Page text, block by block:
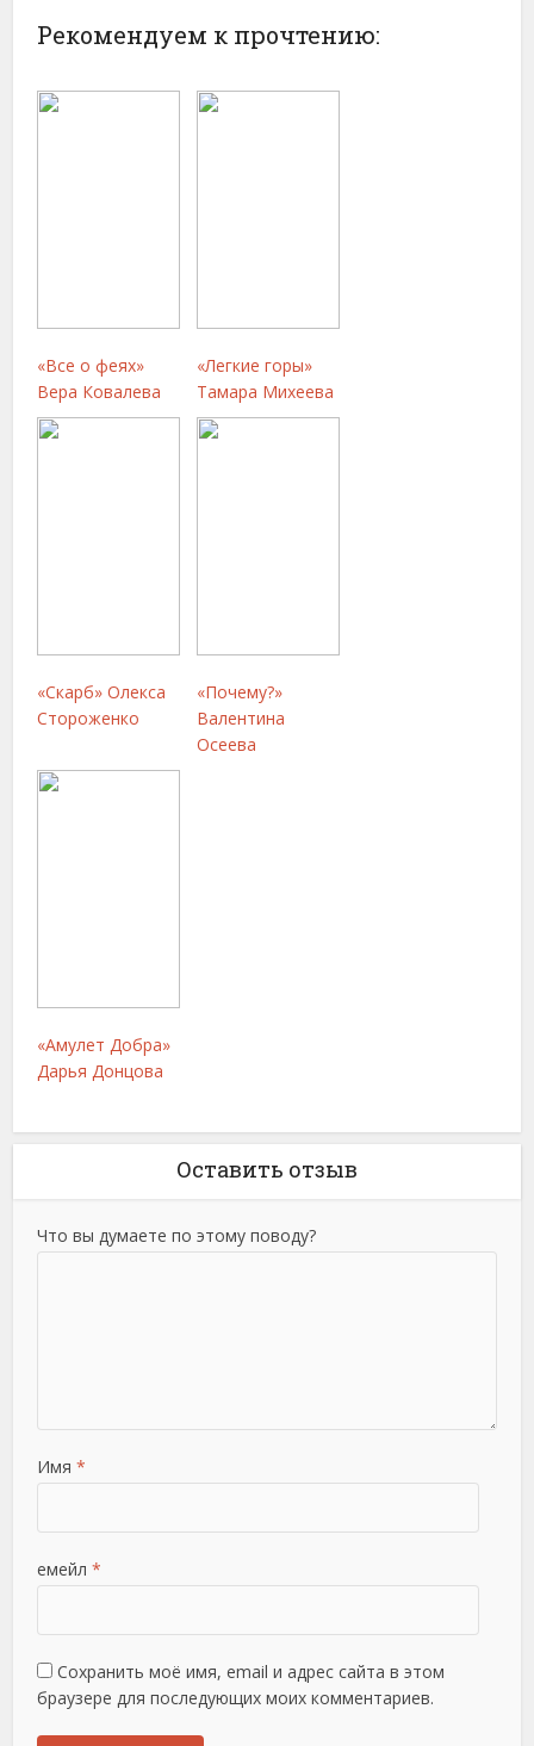
Рекомендуем к прочтению:
«Все о феях»
Вера Ковалева
«Легкие горы»
Тамара Михеева
«Скарб» Олекса
Стороженко
«Почему?»
Валентина
Осеева
«Амулет Добра»
Дарья Донцова
Оставить отзыв
Что вы думаете по этому поводу?
Имя *
емейл *
Сохранить моё имя, email и адрес сайта в этом
браузере для последующих моих комментариев.